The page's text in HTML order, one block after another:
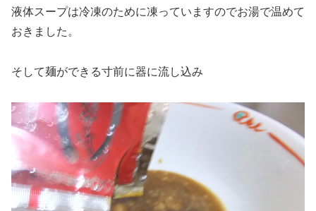
液体スープは冷凍のために凍っていますのでお湯で温めて
おきました。
そして麺ができる寸前に器に流し込み